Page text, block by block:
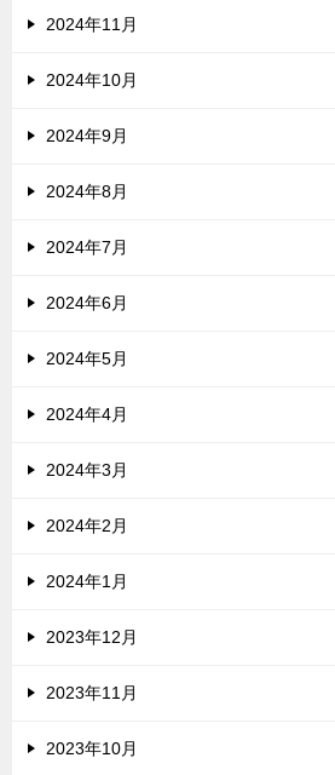
2024年11月
2024年10月
2024年9月
2024年8月
2024年7月
2024年6月
2024年5月
2024年4月
2024年3月
2024年2月
2024年1月
2023年12月
2023年11月
2023年10月